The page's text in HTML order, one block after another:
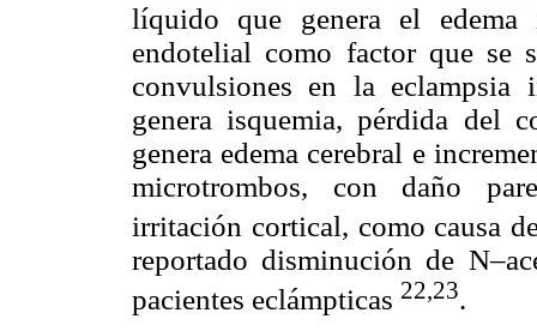
líquido que genera el
endotelial como factor que se
convulsiones en la eclampsia
genera isquemia, pérdida del
genera edema cerebral e
microtrombos, con daño
irritación cortical, como causa
reportado disminución de
pacientes eclámpticas 22,23.